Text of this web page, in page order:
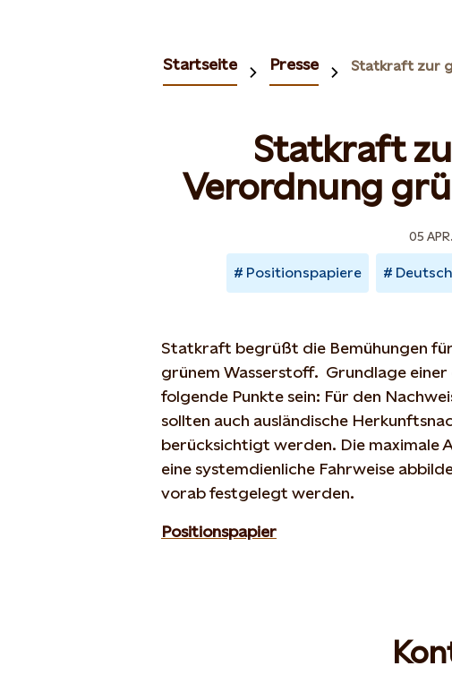
Startseite Presse
Statkraft
Verordnung
05
Positionspapiere
Statkraft begrüßt die Bemühungen
grünem Wasserstoff. Grundlage
folgende Punkte sein: Für den
sollten auch ausländische
berücksichtigt werden. Die maximale
eine systemdienliche Fahrweise
vorab festgelegt werden.
Positionspapier